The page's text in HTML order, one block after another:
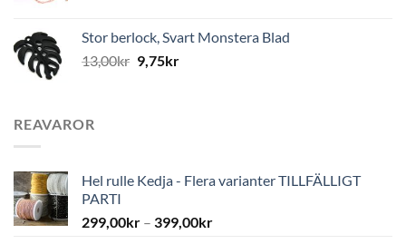
Stor berlock, Svart Monstera Blad
13,00kr 9,75kr
REAVAROR
Hel rulle Kedja - Flera varianter TILLFÄLLIGT
PARTI
299,00kr – 399,00kr